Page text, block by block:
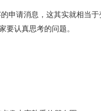
申请消息，这其实就相当
要认真思考的问题。